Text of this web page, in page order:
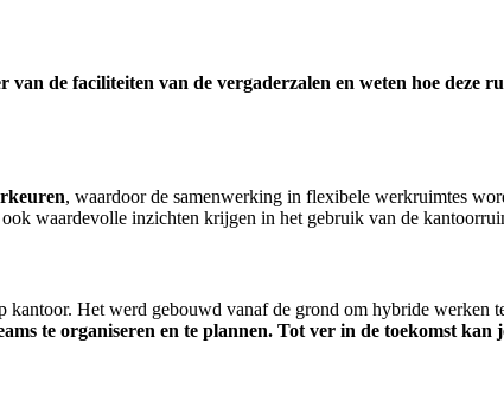
van de faciliteiten van de vergaderzalen en weten hoe deze
, waardoor de samenwerking in flexibele werkruimtes
waardevolle inzichten krijgen in het gebruik van de
Het werd gebouwd vanaf de grond om hybride werken
te organiseren en te plannen. Tot ver in de toekomst